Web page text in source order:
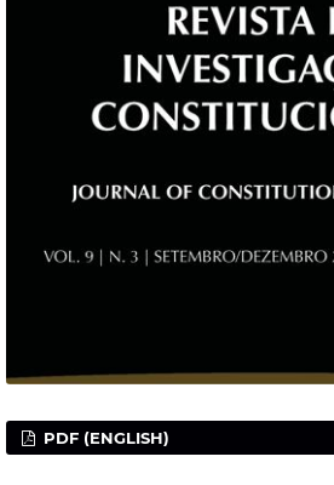
PDF (ENGLISH)